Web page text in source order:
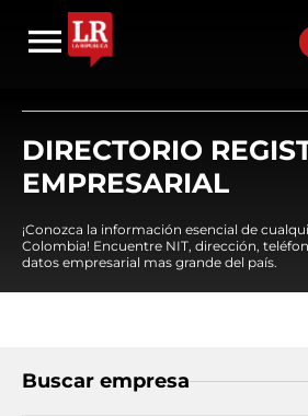
DIRECTORIO
EMPRESARIAL
¡Conozca la información esencial de
Colombia! Encuentre NIT, dirección,
datos empresarial mas grande del país.
Buscar empresa